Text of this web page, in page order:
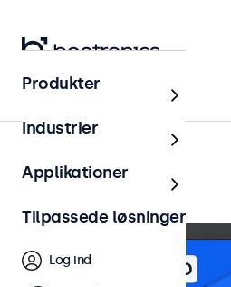
Produkter
Industrier
Applikationer
Tilpassede løsninger
Log ind